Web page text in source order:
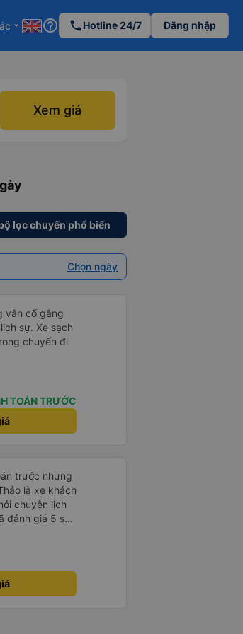
arrow_drop_down help_outline phoneHotline 24/7 Đăng nhập
Xem giá
lọc chuyến phổ biến
Chọn ngày
vẫn cố gắng
sự. Xe sạch
chuyến đi
TOÁN TRƯỚC
trước nhưng
là xe khách
chuyện lịch
đánh giá 5 sao
không có